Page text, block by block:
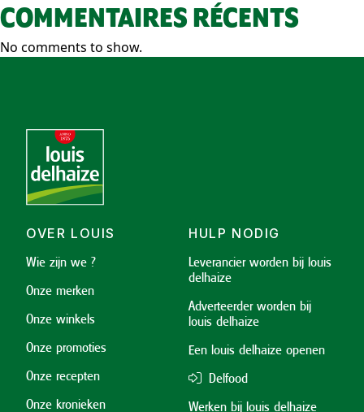
COMMENTAIRES RÉCENTS
No comments to show.
OVER LOUIS
Wie zijn we ?
Onze merken
Onze winkels
Onze promoties
Onze recepten
Onze kronieken
HULP NODIG
Leverancier worden bij louis
delhaize
Adverteerder worden bij
louis delhaize
Een louis delhaize openen
Delfood
Werken bij louis delhaize